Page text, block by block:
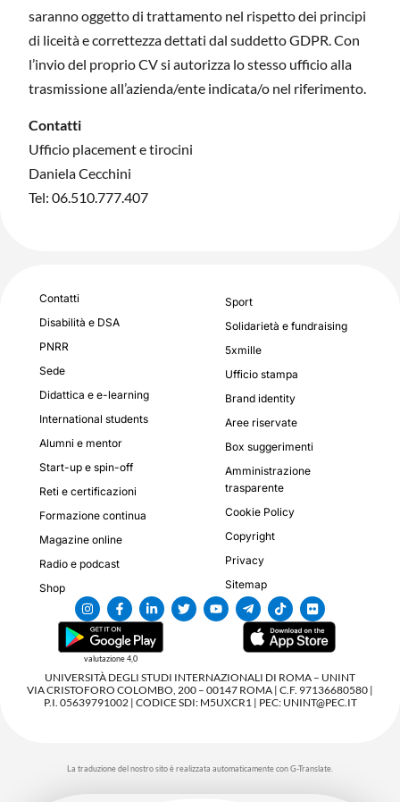
saranno oggetto di trattamento nel rispetto dei principi
di liceità e correttezza dettati dal suddetto GDPR. Con
l’invio del proprio CV si autorizza lo stesso ufficio alla
trasmissione all’azienda/ente indicata/o nel riferimento.
Contatti
Ufficio placement e tirocini
Daniela Cecchini
Tel: 06.510.777.407
Contatti
Disabilità e DSA
PNRR
Sede
Didattica e e-learning
International students
Alumni e mentor
Start-up e spin-off
Reti e certificazioni
Formazione continua
Magazine online
Radio e podcast
Shop
Sport
Solidarietà e fundraising
5xmille
Ufficio stampa
Brand identity
Aree riservate
Box suggerimenti
Amministrazione
trasparente
Cookie Policy
Copyright
Privacy
Sitemap
valutazione 4,0
UNIVERSITÀ DEGLI STUDI INTERNAZIONALI DI ROMA – UNINT
VIA CRISTOFORO COLOMBO, 200 – 00147 ROMA | C.F. 97136680580 |
P.I. 05639791002 | CODICE SDI: M5UXCR1 | PEC: UNINT@PEC.IT
La traduzione del nostro sito è realizzata automaticamente con G-Translate.